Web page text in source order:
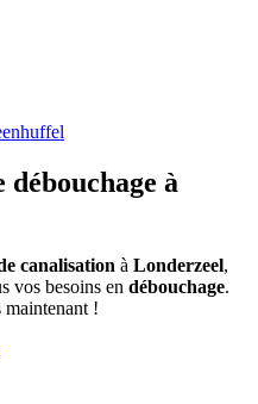
à
canalisation à Londerzeel,
vos besoins en débouchage.
maintenant !